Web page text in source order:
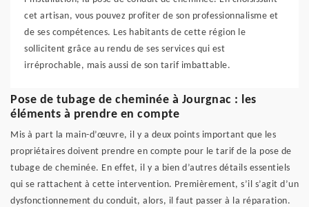
cet artisan, vous pouvez profiter de son professionnalisme et
de ses compétences. Les habitants de cette région le
sollicitent grâce au rendu de ses services qui est
irréprochable, mais aussi de son tarif imbattable.
Pose de tubage de cheminée à Jourgnac : les
éléments à prendre en compte
Mis à part la main-d’œuvre, il y a deux points important que les
propriétaires doivent prendre en compte pour le tarif de la pose de
tubage de cheminée. En effet, il y a bien d’autres détails essentiels
qui se rattachent à cette intervention. Premièrement, s’il s’agit d’un
dysfonctionnement du conduit, alors, il faut passer à la réparation.